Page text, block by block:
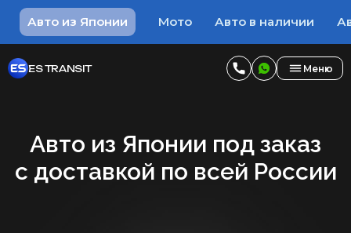
Авто из Японии Мото Авто в наличии
ES TRANSIT Меню
Авто из Японии под заказ
с доставкой по всей России